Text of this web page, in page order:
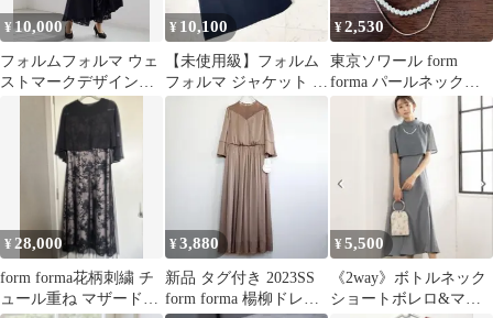
¥10,000
フォルムフォルマ ウェ
ストマークデザインパ
ンツセットアップドレ
ス15号ネイビー
¥ 10,100
【未使用級】フォルム
フォルマ ジャケット ワ
ンピース セット 4 XL
¥2,530
東京ソワール form
forma パールネックレ
ス ゴールドチェーン
¥28,000
form forma花柄刺繍 チ
ュール重ね マザードレ
¥3,880
新品 タグ付き 2023SS
form forma 楊柳ドレス
¥5,500
《2way》ボトルネック
ショートボレロ&マー